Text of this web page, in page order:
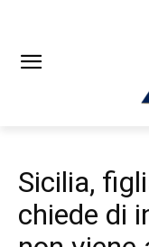
Sicilia,
chiede di